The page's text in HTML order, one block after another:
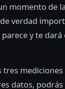
momento de
verdad
y te
datos,